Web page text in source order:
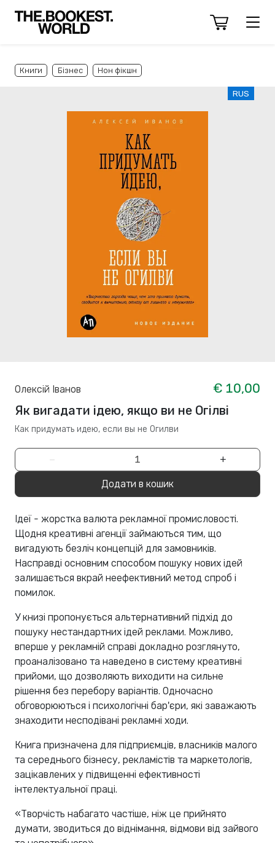
Книги Бізнес Нон фікшн
RUS
Олексій Іванов
€ 10,00
Як вигадати ідею, якщо ви не Огілві
Как придумать идею, если вы не Огилви
− +
Додати в кошик
Ідеї ​​- жорстка валюта рекламної промисловості.
Щодня креативні агенції займаються тим, що
вигадують безліч концепцій для замовників.
Насправді основним способом пошуку нових ідей
залишається вкрай неефективний метод спроб і
помилок.
У книзі пропонується альтернативний підхід до
пошуку нестандартних ідей реклами. Можливо,
вперше у рекламній справі докладно розглянуто,
проаналізовано та наведено в систему креативні
прийоми, що дозволяють виходити на сильне
рішення без перебору варіантів. Одночасно
обговорюються і психологічні бар'єри, які заважають
знаходити несподівані рекламні ходи.
Книга призначена для підприємців, власників малого
та середнього бізнесу, рекламістів та маркетологів,
зацікавлених у підвищенні ефективності
інтелектуальної праці.
«Творчість набагато частіше, ніж це прийнято
думати, зводиться до віднімання, відмови від зайвого